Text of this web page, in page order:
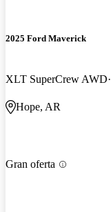
2025 Ford Maverick
XLT SuperCrew AWD
Hope, AR
Gran oferta